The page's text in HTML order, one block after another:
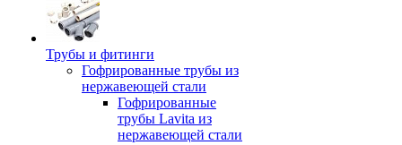
Трубы и фитинги
Гофрированные трубы из
нержавеющей стали
Гофрированные
трубы Lavita из
нержавеющей стали